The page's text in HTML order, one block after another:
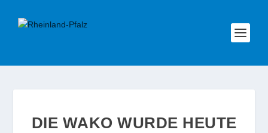
DIE WAKO WURDE HEUTE